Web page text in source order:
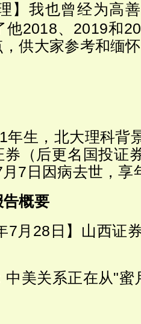
】我也曾经为高
他2018、2019和
供大家参考和缅
年生，北大理科背
券（后更名国投证
7日因病去世，享
概要
7月28日】山西证
中美关系正在从"蜜